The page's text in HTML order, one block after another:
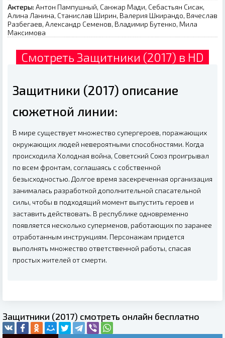
Актеры: Антон Пампушный, Санжар Мади, Себастьян Сисак,
Алина Ланина, Станислав Ширин, Валерия Шкирандо, Вячеслав
Разбегаев, Александр Семенов, Владимир Бутенко, Мила
Максимова
Смотреть Защитники (2017) в HD
Защитники (2017) описание
сюжетной линии:
В мире существует множество супергероев, поражающих
окружающих людей невероятными способностями. Когда
происходила Холодная война, Советский Союз проигрывал
по всем фронтам, соглашаясь с собственной
безысходностью. Долгое время засекреченная организация
занималась разработкой дополнительной спасательной
силы, чтобы в подходящий момент выпустить героев и
заставить действовать. В республике одновременно
появляется несколько суперменов, работающих по заранее
отработанным инструкциям. Персонажам придется
выполнять множество ответственной работы, спасая
простых жителей от смерти.
Защитники (2017) смотреть онлайн бесплатно